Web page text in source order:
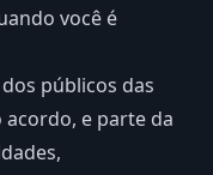
você é
públicos das
e parte da